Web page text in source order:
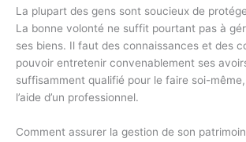
La plupart des gens sont soucieux de
La bonne volonté ne suffit pourtant pas à
ses biens. Il faut des connaissances et des
pouvoir entretenir convenablement ses
suffisamment qualifié pour le faire soi-
l’aide d’un professionnel.
Comment assurer la gestion de son